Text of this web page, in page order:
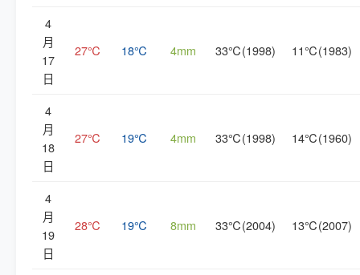
4
月
17
日
27℃ 18℃ 4mm 33℃(1998) 11℃(1983)
4
月
18
日
27℃ 19℃ 4mm 33℃(1998) 14℃(1960)
4
月
19
日
28℃ 19℃ 8mm 33℃(2004) 13℃(2007)